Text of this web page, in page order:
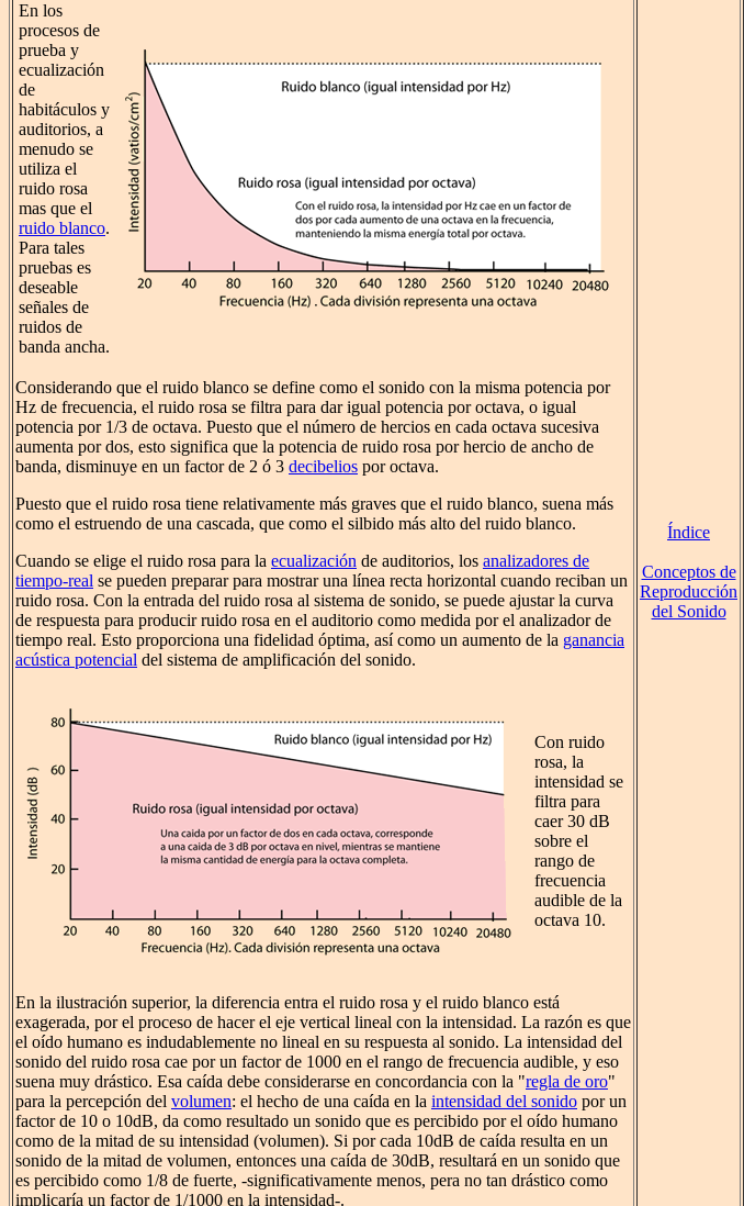
En los
procesos de
prueba y
ecualización
de
habitáculos y
auditorios, a
menudo se
utiliza el
ruido rosa
mas que el
ruido blanco.
Para tales
pruebas es
deseable
señales de
ruidos de
banda ancha.
Considerando que el ruido blanco se define como el sonido con la misma potencia por
Hz de frecuencia, el ruido rosa se filtra para dar igual potencia por octava, o igual
potencia por 1/3 de octava. Puesto que el número de hercios en cada octava sucesiva
aumenta por dos, esto significa que la potencia de ruido rosa por hercio de ancho de
banda, disminuye en un factor de 2 ó 3 decibelios por octava.
Puesto que el ruido rosa tiene relativamente más graves que el ruido blanco, suena más
como el estruendo de una cascada, que como el silbido más alto del ruido blanco.
Cuando se elige el ruido rosa para la ecualización de auditorios, los analizadores de
tiempo-real se pueden preparar para mostrar una línea recta horizontal cuando reciban un
ruido rosa. Con la entrada del ruido rosa al sistema de sonido, se puede ajustar la curva
de respuesta para producir ruido rosa en el auditorio como medida por el analizador de
tiempo real. Esto proporciona una fidelidad óptima, así como un aumento de la ganancia
acústica potencial del sistema de amplificación del sonido.
Con ruido
rosa, la
intensidad se
filtra para
caer 30 dB
sobre el
rango de
frecuencia
audible de la
octava 10.
En la ilustración superior, la diferencia entra el ruido rosa y el ruido blanco está
exagerada, por el proceso de hacer el eje vertical lineal con la intensidad. La razón es que
el oído humano es indudablemente no lineal en su respuesta al sonido. La intensidad del
sonido del ruido rosa cae por un factor de 1000 en el rango de frecuencia audible, y eso
suena muy drástico. Esa caída debe considerarse en concordancia con la "regla de oro"
para la percepción del volumen: el hecho de una caída en la intensidad del sonido por un
factor de 10 o 10dB, da como resultado un sonido que es percibido por el oído humano
como de la mitad de su intensidad (volumen). Si por cada 10dB de caída resulta en un
sonido de la mitad de volumen, entonces una caída de 30dB, resultará en un sonido que
es percibido como 1/8 de fuerte, -significativamente menos, pera no tan drástico como
implicaría un factor de 1/1000 en la intensidad-.
Índice
Conceptos de
Reproducción
del Sonido